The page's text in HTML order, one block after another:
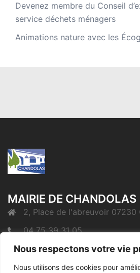
Nous respectons votre vie
Nous utilisons des cookies pour
Devenez membre du Conseil
service déchets ménagers
Animations nature avec les
MAIRIE DE CHANDOLAS
2, Place de l'abreuvoir 07230
04 75 39 31 05
mairie@chandolas.fr